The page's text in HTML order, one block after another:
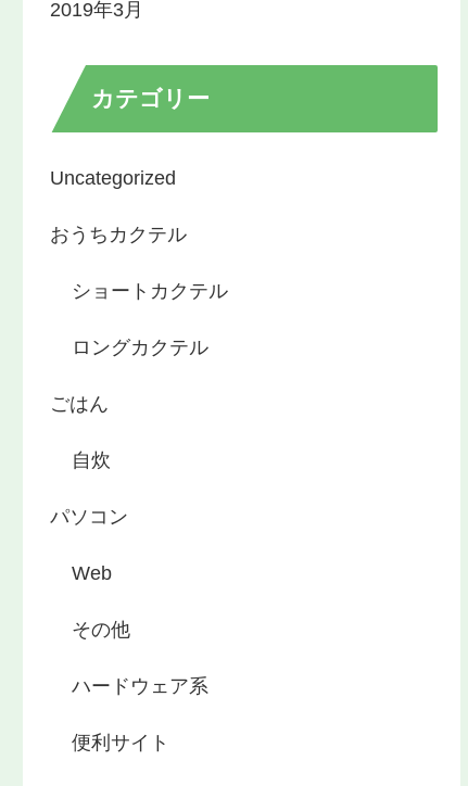
2019年3月
カテゴリー
Uncategorized
おうちカクテル
ショートカクテル
ロングカクテル
ごはん
自炊
パソコン
Web
その他
ハードウェア系
便利サイト